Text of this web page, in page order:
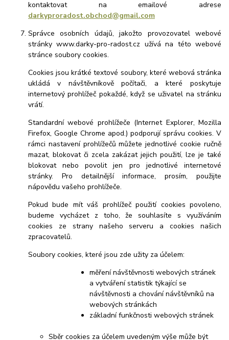
kontaktovat na emailové adrese
darkyproradost.obchod@gmail.com
Správce osobních údajů, jakožto provozovatel webové
stránky www.darky-pro-radost.cz užívá na této webové
stránce soubory cookies.
Cookies jsou krátké textové soubory, které webová stránka
ukládá v návštěvníkově počítači, a které poskytuje
internetový prohlížeč pokaždé, když se uživatel na stránku
vrátí.
Standardní webové prohlížeče (Internet Explorer, Mozilla
Firefox, Google Chrome apod.) podporují správu cookies. V
rámci nastavení prohlížečů můžete jednotlivé cookie ručně
mazat, blokovat či zcela zakázat jejich použití, lze je také
blokovat nebo povolit jen pro jednotlivé internetové
stránky. Pro detailnější informace, prosím, použijte
nápovědu vašeho prohlížeče.
Pokud bude mít váš prohlížeč použití cookies povoleno,
budeme vycházet z toho, že souhlasíte s využíváním
cookies ze strany našeho serveru a cookies našich
zpracovatelů.
Soubory cookies, které jsou zde užity za účelem:
měření návštěvnosti webových stránek
a vytváření statistik týkající se
návštěvnosti a chování návštěvníků na
webových stránkách
základní funkčnosti webových stránek
Sběr cookies za účelem uvedeným výše může být